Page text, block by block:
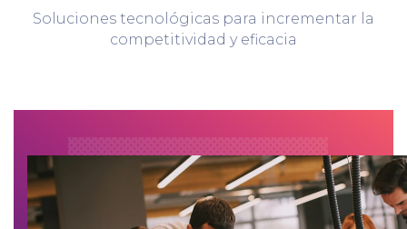
Soluciones tecnológicas para incrementar la
competitividad y eficacia